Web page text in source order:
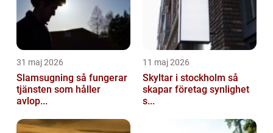
31 maj 2026
Slamsugning så fungerar
tjänsten som håller
avlop...
11 maj 2026
Skyltar i stockholm så
skapar företag synlighet
s...